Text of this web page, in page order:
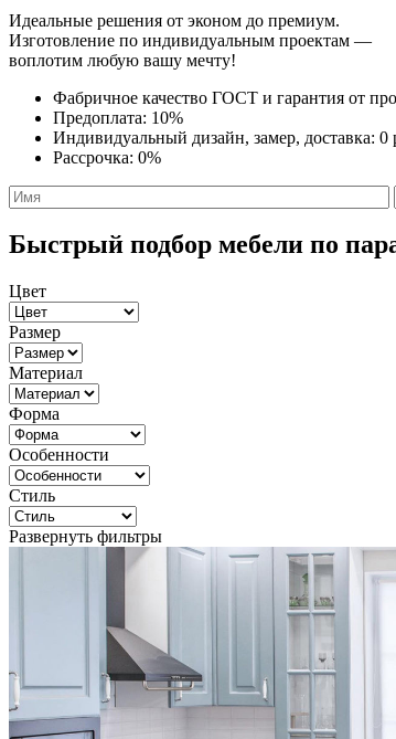
Идеальные решения от эконом до премиум.
Изготовление по индивидуальным проектам —
воплотим любую вашу мечту!
Фабричное качество ГОСТ и гарантия от
Предоплата: 10%
Индивидуальный дизайн, замер, доставка: 0
Рассрочка: 0%
Быстрый подбор мебели по
Цвет
Размер
Материал
Форма
Особенности
Стиль
Развернуть фильтры